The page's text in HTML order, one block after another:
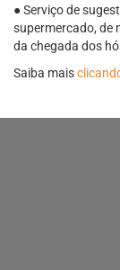
● Serviço de
supermercado, de
da chegada dos
Saiba mais